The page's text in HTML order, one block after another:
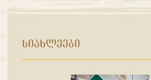
ᲡᲘᲐᲮᲚᲔᲔᲑᲘ